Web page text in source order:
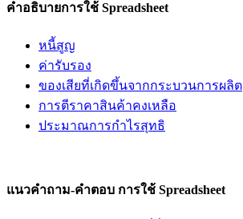
คำอธิบายการใช้ Spreadsheet
หนี้สูญ
ค่ารับรอง
ของเสียที่เกิดขึ้นจากกระบวนการผลิต
การตีราคาสินค้าคงเหลือ
ประมาณการกำไรสุทธิ
แนวคำถาม-คำตอบ การใช้ Spreadsheet